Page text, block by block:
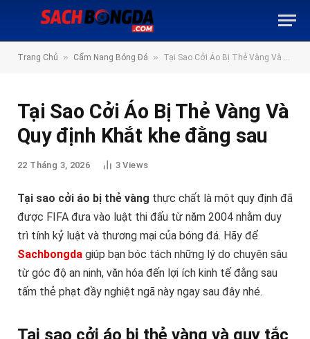
Trang Chủ » Cẩm Nang Bóng Đá » Tại Sao Cởi Áo Bị Thẻ Vàng Và Quy định Khắt khe đằng sau
Tại Sao Cởi Áo Bị Thẻ Vàng Và
Quy định Khắt khe đằng sau
22 Tháng 3, 2026 3Views
Tại sao cởi áo bị thẻ vàng thực chất là một quy định đã
được FIFA đưa vào luật thi đấu từ năm 2004 nhằm duy
trì tính kỷ luật và thương mại của bóng đá. Hãy để
Sachbongda giúp bạn bóc tách những lý do chuyên sâu
từ góc độ an ninh, văn hóa đến lợi ích kinh tế đằng sau
tấm thẻ phạt đầy nghiệt ngã này ngay sau đây nhé.
Tại sao cởi áo bị thẻ vàng và quy tắc